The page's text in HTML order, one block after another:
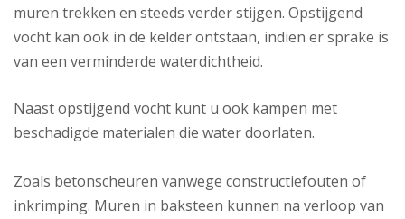
muren trekken en steeds verder stijgen. Opstijgend
vocht kan ook in de kelder ontstaan, indien er sprake is
van een verminderde waterdichtheid.
Naast opstijgend vocht kunt u ook kampen met
beschadigde materialen die water doorlaten.
Zoals betonscheuren vanwege constructiefouten of
inkrimping. Muren in baksteen kunnen na verloop van